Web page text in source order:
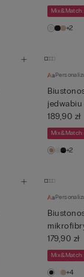
Mix&Match:
+2
jedwabiu
189,90 zł
Mix&Match:
+2
179,90 zł
Mix&Match:
+4